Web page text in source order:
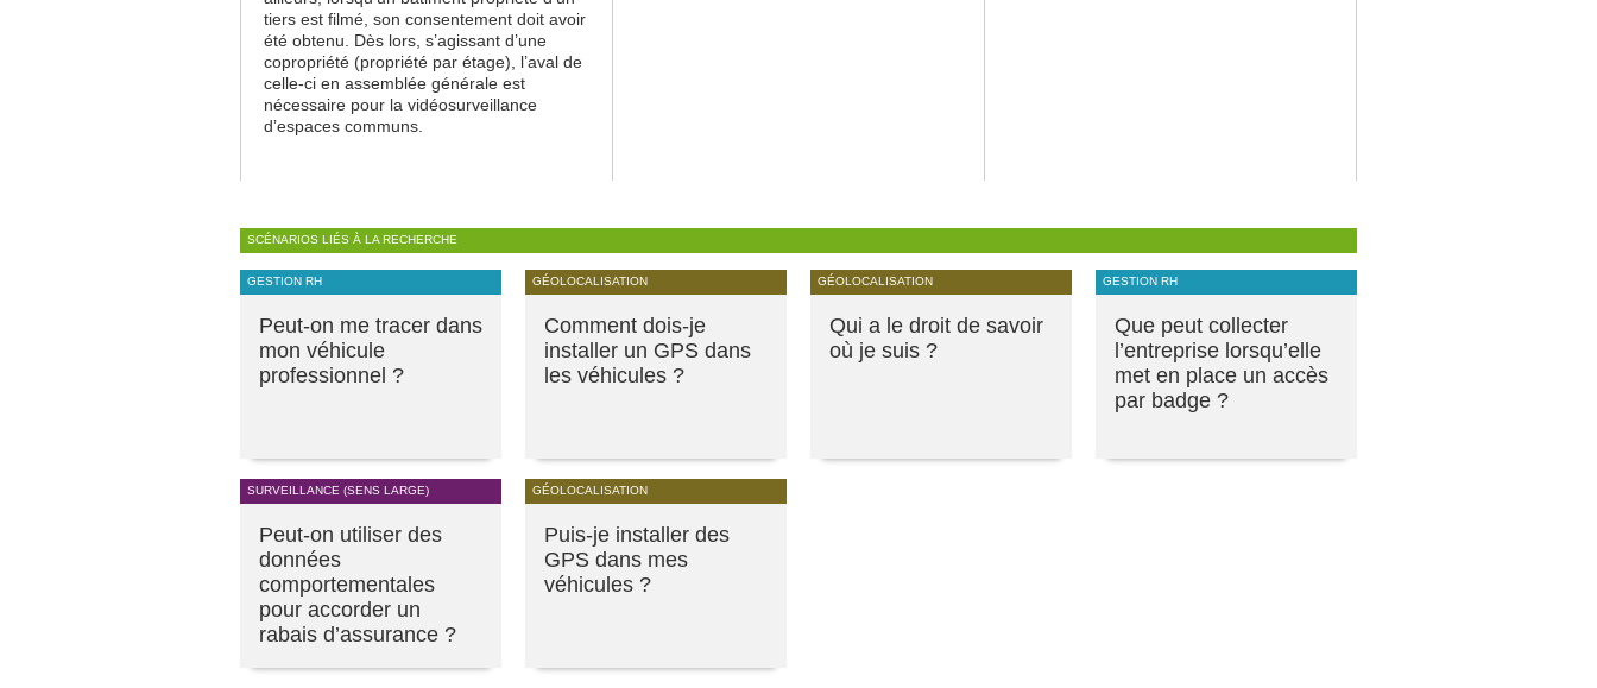
tiers est filmé, son consentement doit avoir
été obtenu. Dès lors, s’agissant d’une
copropriété (propriété par étage), l’aval de
celle-ci en assemblée générale est
nécessaire pour la vidéosurveillance
d’espaces communs.
SCÉNARIOS LIÉS À LA RECHERCHE
GESTION RH
Peut-on me tracer dans
mon véhicule
professionnel ?
GÉOLOCALISATION
Comment dois-je
installer un GPS dans
les véhicules ?
GÉOLOCALISATION
Qui a le droit de savoir
où je suis ?
GESTION RH
Que peut collecter
l’entreprise lorsqu’elle
met en place un accès
par badge ?
SURVEILLANCE (SENS LARGE)
Peut-on utiliser des
données
comportementales
pour accorder un
rabais d’assurance ?
GÉOLOCALISATION
Puis-je installer des
GPS dans mes
véhicules ?